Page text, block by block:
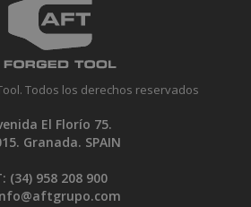
Todos los derechos reservados
El Florío 75.
Granada. SPAIN
(34) 958 208 900